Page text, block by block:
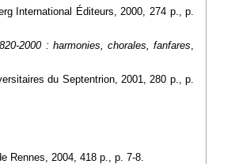
International Éditeurs, 2000, 274 p., p.
2000 : harmonies, chorales, fanfares
du Septentrion, 2001, 280 p., p.
Rennes, 2004, 418 p., p. 7-8.